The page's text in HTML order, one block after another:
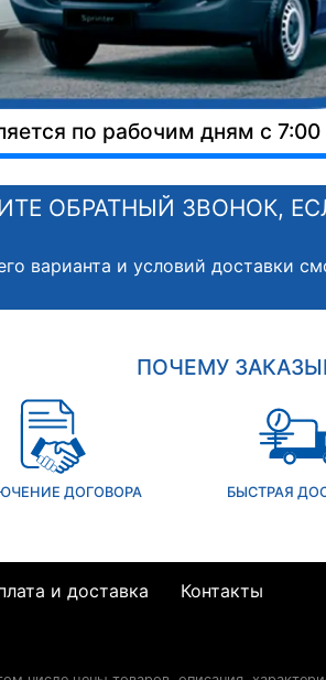
по рабочим дням с
ОБРАТНЫЙ ЗВОНОК,
варианта и условий доставки
ПОЧЕМУ
ДОГОВОРА БЫСТРАЯ
и доставка Контакты